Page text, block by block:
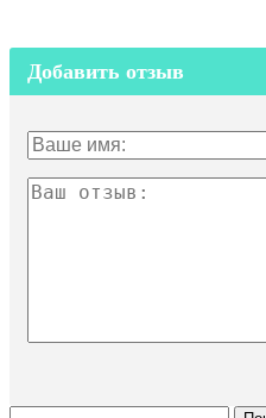
Добавить отзыв